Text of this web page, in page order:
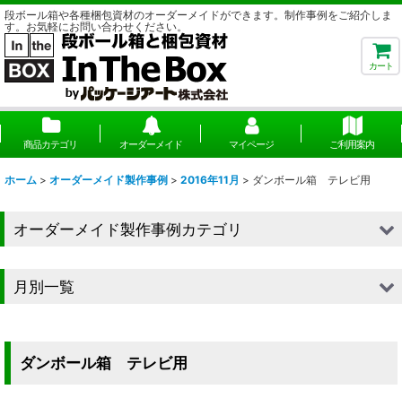
段ボール箱や各種梱包資材のオーダーメイドができます。制作事例をご紹介しま
す。お気軽にお問い合わせください。
カート
商品カテゴリ オーダーメイド マイページ ご利用案内
ホーム > オーダーメイド製作事例 > 2016年11月 > ダンボール箱 テレビ用
ダンボール箱 テレビ用
オーダーメイド製作事例カテゴリ
■段ボール（箱以外）
■組箱
月別一覧
2025年